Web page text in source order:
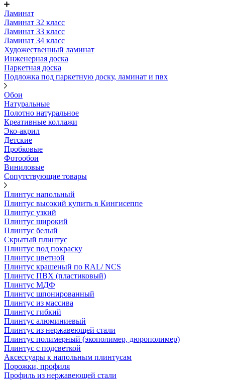
Ламинат
Ламинат 32 класс
Ламинат 33 класс
Ламинат 34 класс
Художественный ламинат
Инженерная доска
Паркетная доска
Подложка под паркетную доску, ламинат и пвх
Обои
Натуральные
Полотно натуральное
Креативные коллажи
Эко-акрил
Детские
Пробковые
Фотообои
Виниловые
Сопутствующие товары
Плинтус напольный
Плинтус высокий купить в Кингисеппе
Плинтус узкий
Плинтус широкий
Плинтус белый
Скрытый плинтус
Плинтус под покраску
Плинтус цветной
Плинтус крашеный по RAL/ NCS
Плинтус ПВХ (пластиковый)
Плинтус МДФ
Плинтус шпонированный
Плинтус из массива
Плинтус гибкий
Плинтус алюминиевый
Плинтус из нержавеющей стали
Плинтус полимерный (экополимер, дюрополимер)
Плинтус с подсветкой
Аксессуары к напольным плинтусам
Порожки, профиля
Профиль из нержавеющей стали